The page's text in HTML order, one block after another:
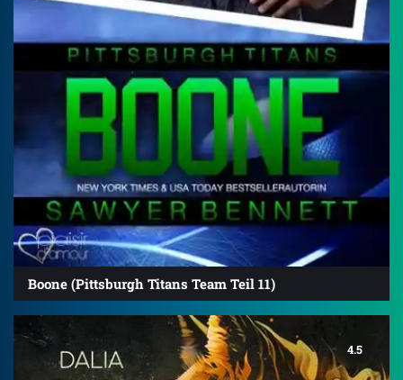
Boone (Pittsburgh Titans Team Teil 11)
4.5